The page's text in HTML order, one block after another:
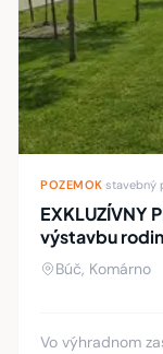
POZEMOK stavebný
EXKLUZÍVNY
výstavbu
Búč, Komárno
Vo výhradnom